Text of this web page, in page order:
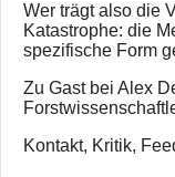
Wer trägt also die
Katastrophe: die
spezifische Form
Zu Gast bei Alex
Kontakt, Kritik,